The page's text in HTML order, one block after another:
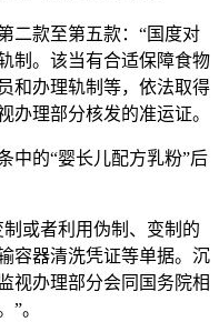
款至第五款：“国度对
制。该当有合适保障食物
和办理轨制等，依法取得
办理部分核发的准运证。
的“婴长儿配方乳粉”后
或者利用伪制、变制的
容器清洗凭证等单据。沉
视办理部分会同国务院相
”。